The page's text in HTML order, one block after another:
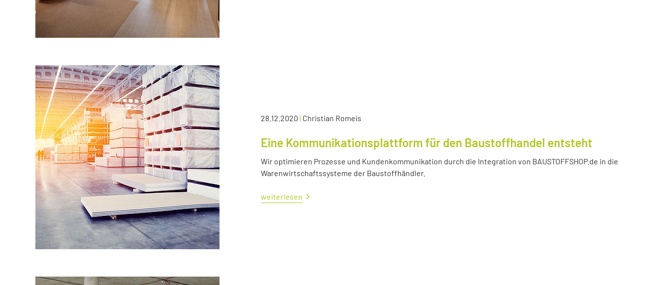
28.12.2020 | Christian Romeis
Eine Kommunikationsplattform für den Baustoffhandel entsteht
Wir optimieren Prozesse und Kundenkommunikation durch die Integration von BAUSTOFFSHOP.de in die
Warenwirtschaftssysteme der Baustoffhändler.
weiterlesen